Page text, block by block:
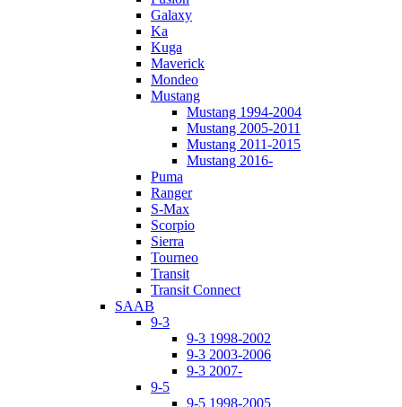
Galaxy
Ka
Kuga
Maverick
Mondeo
Mustang
Mustang 1994-2004
Mustang 2005-2011
Mustang 2011-2015
Mustang 2016-
Puma
Ranger
S-Max
Scorpio
Sierra
Tourneo
Transit
Transit Connect
SAAB
9-3
9-3 1998-2002
9-3 2003-2006
9-3 2007-
9-5
9-5 1998-2005